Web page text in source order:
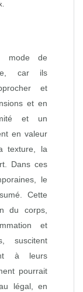
mode de
car ils
et
et en
et un
en valeur
texture, la
Dans ces
le
Cette
du corps,
et
suscitent
à leurs
pourrait
légal, en